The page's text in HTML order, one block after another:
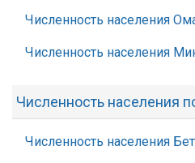
Численность населения
Численность населения
Численность населения
Численность населения